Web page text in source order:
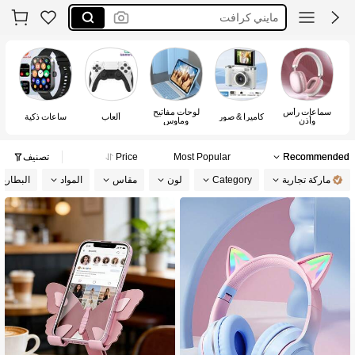
مجموعة
اشياء بريال
سماعات رأس
وأذن
كاميرا & صور
لوحات مفاتيح
وماوس
ألعاب ساعات ذكية
Recommended
Most Popular
Price تصنيف
ماركة تجارية Category لون مقاس المواد